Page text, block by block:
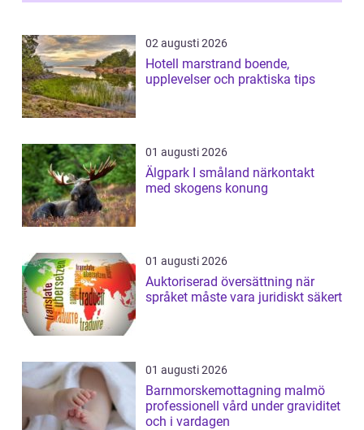
02 augusti 2026
Hotell marstrand boende,
upplevelser och praktiska tips
01 augusti 2026
Älgpark I småland närkontakt
med skogens konung
01 augusti 2026
Auktoriserad översättning när
språket måste vara juridiskt säkert
01 augusti 2026
Barnmorskemottagning malmö
professionell vård under graviditet
och i vardagen